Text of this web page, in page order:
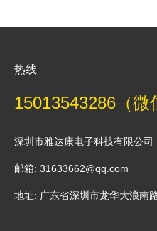
热线
15013543286（微
深圳市雅达康电子科技有限公司
邮箱: 31633662@qq.com
地址: 广东省深圳市龙华大浪南